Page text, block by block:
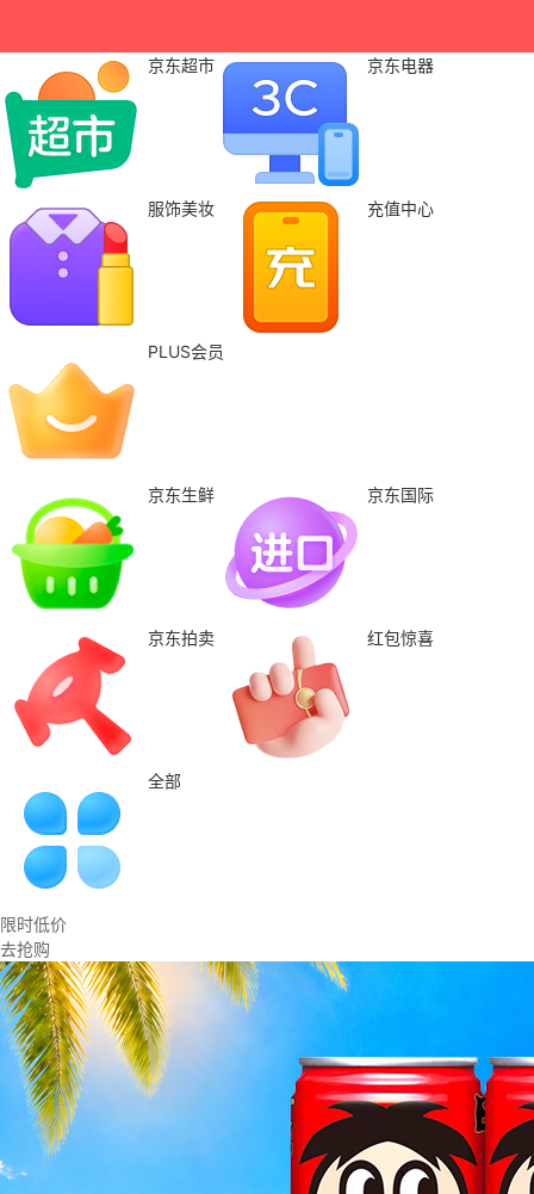
京东超市 京东电器
服饰美妆 充值中心
PLUS会员
京东生鲜 京东国际
京东拍卖 红包惊喜
全部
限时低价
去抢购